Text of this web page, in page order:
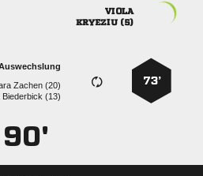

 
73’
 

90'